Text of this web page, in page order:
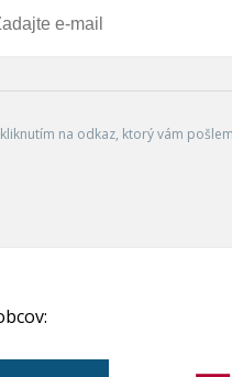
na odkaz, ktorý vám